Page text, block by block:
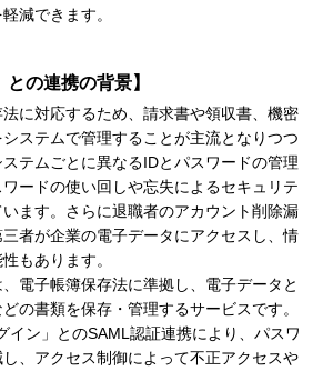
減できます。
との連携の背景】
に対応するため、請求書や領収書、機密
ステムで管理することが主流となりつつ
テムごとに異なるIDとパスワードの管理
ードの使い回しや忘失によるセキュリテ
ます。さらに退職者のアカウント削除漏
者が企業の電子データにアクセスし、情
もあります。
電子帳簿保存法に準拠し、電子データと
の書類を保存・管理するサービスです。
イン」とのSAML認証連携により、パスワ
、アクセス制御によって不正アクセスや